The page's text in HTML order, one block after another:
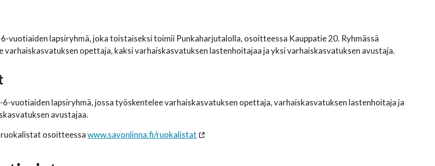
vuotiaiden lapsiryhmä, joka toistaiseksi toimii Punkaharjutalolla, osoitteessa Kauppatie 20. Ryhmässä
varhaiskasvatuksen opettaja, kaksi varhaiskasvatuksen lastenhoitajaa ja yksi varhaiskasvatuksen avustaja.
vuotiaiden lapsiryhmä, jossa työskentelee varhaiskasvatuksen opettaja, varhaiskasvatuksen lastenhoitaja ja
avustajaa.
osoitteessawww.savonlinna.fi/ruokalistat